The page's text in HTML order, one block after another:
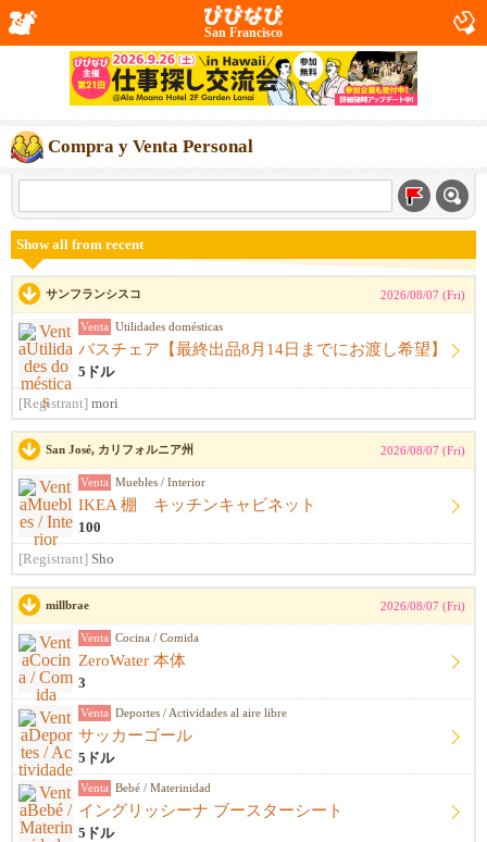
San Francisco
Compra y Venta Personal
Show all from recent
サンフランシスコ 2026/08/07 (Fri)
Venta Utilidades domésticas
バスチェア【最終出品8月14日までにお渡し希望】
5ドル
[Registrant] mori
San José, カリフォルニア州 2026/08/07 (Fri)
Venta Muebles / Interior
IKEA 棚 キッチンキャビネット
100
[Registrant] Sho
millbrae 2026/08/07 (Fri)
Venta Cocina / Comida
ZeroWater 本体
3
Venta Deportes / Actividades al aire libre
サッカーゴール
5ドル
Venta Bebé / Materinidad
イングリッシーナ ブースターシート
5ドル